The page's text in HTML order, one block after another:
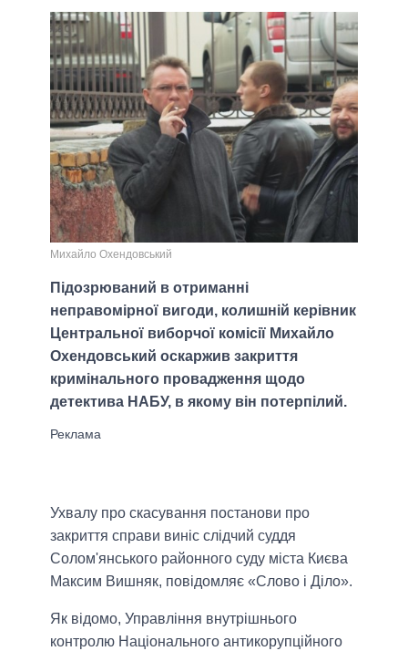
Михайло Охендовський
Підозрюваний в отриманні
неправомірної вигоди, колишній керівник
Центральної виборчої комісії Михайло
Охендовський оскаржив закриття
кримінального провадження щодо
детектива НАБУ, в якому він потерпілий.
Ухвалу про скасування постанови про
закриття справи виніс слідчий суддя
Солом'янського районного суду міста Києва
Максим Вишняк, повідомляє «Слово і Діло».
Як відомо, Управління внутрішнього
контролю Національного антикорупційного